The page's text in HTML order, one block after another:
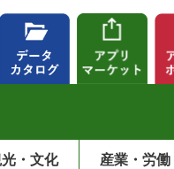
・文化 産業・労働